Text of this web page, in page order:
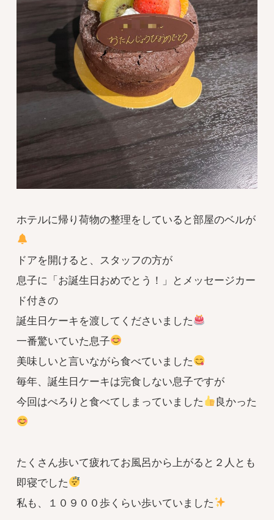
ホテルに帰り荷物の整理をしていると部屋のベルが
ドアを開けると、スタッフの方が
息子に「お誕生日おめでとう！」とメッセージカー
ド付きの
誕生日ケーキを渡してくださいました
一番驚いていた息子
美味しいと言いながら食べていました
毎年、誕生日ケーキは完食しない息子ですが
今回はぺろりと食べてしまっていました
良かった
たくさん歩いて疲れてお風呂から上がると２人とも
即寝でした
私も、１０９００歩くらい歩いていました